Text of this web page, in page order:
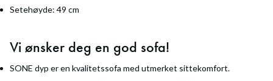
Setehøyde: 49 cm
Vi ønsker deg en god sofa!
SONE dyp er en kvalitetssofa med utmerket sittekomfort.